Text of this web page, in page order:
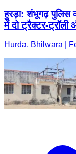
हुरड़ा: शंभूगढ़ पुलिस
में दो ट्रैक्टर-ट्रॉली
Hurda, Bhilwara |